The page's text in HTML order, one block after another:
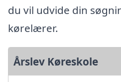
du vil udvide din
kørelærer.
Årslev Køreskole